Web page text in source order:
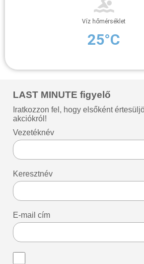
Víz hőmérséklet
25°C
LAST MINUTE figyelő
Iratkozzon fel, hogy elsőként
akciókról!
Vezetéknév
Keresztnév
E-mail cím